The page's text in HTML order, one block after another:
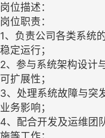
岗位描述：
岗位职责：
1、负责公司各类系统
稳定运行；
2、参与系统架构设计
可扩展性；
3、处理系统故障与突
业务影响；
4、配合开发及运维团